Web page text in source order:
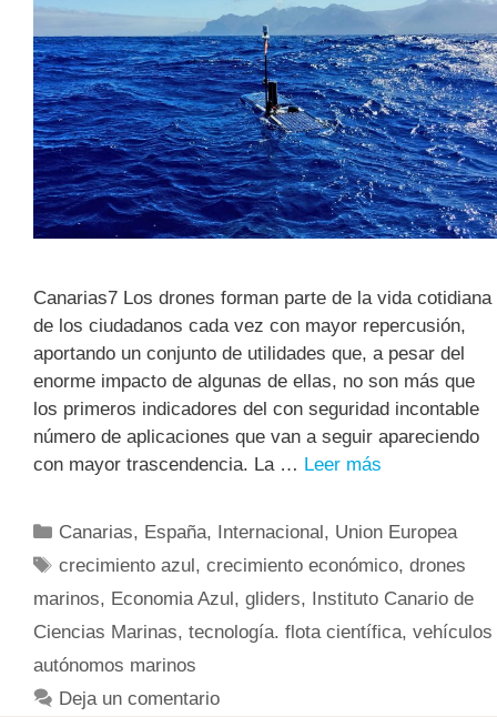
Canarias7 Los drones forman parte de la vida cotidiana
de los ciudadanos cada vez con mayor repercusión,
aportando un conjunto de utilidades que, a pesar del
enorme impacto de algunas de ellas, no son más que
los primeros indicadores del con seguridad incontable
número de aplicaciones que van a seguir apareciendo
con mayor trascendencia. La … Leer más
Canarias, España, Internacional, Union Europea
crecimiento azul,crecimiento económico,drones
marinos, Economia Azul, gliders, Instituto Canario de
Ciencias Marinas, tecnología. flota científica, vehículos
autónomos marinos
Deja un comentario